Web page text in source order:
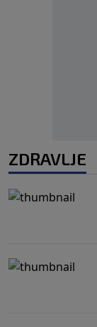
ZDRAVLJE